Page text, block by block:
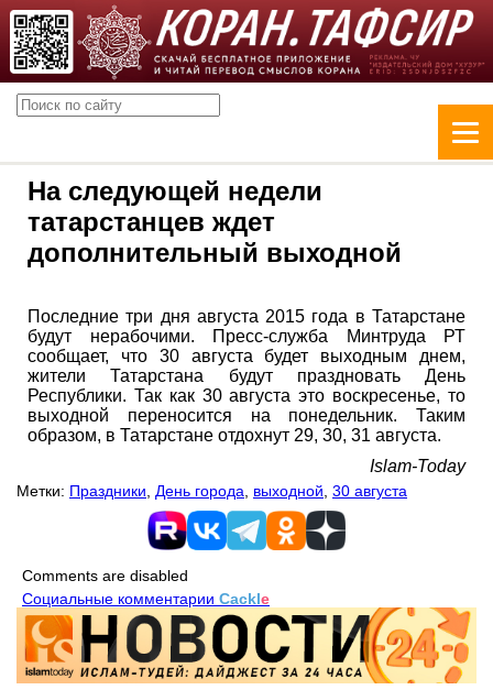
На следующей недели
татарстанцев ждет
дополнительный выходной
Последние три дня августа 2015 года в Татарстане
будут нерабочими. Пресс-служба Минтруда РТ
сообщает, что 30 августа будет выходным днем,
жители Татарстана будут праздновать День
Республики. Так как 30 августа это воскресенье, то
выходной переносится на понедельник. Таким
образом, в Татарстане отдохнут 29, 30, 31 августа.
Islam-Today
Метки: Праздники День города выходной 30 августа
Comments are disabled
Социальные комментарии Cackle